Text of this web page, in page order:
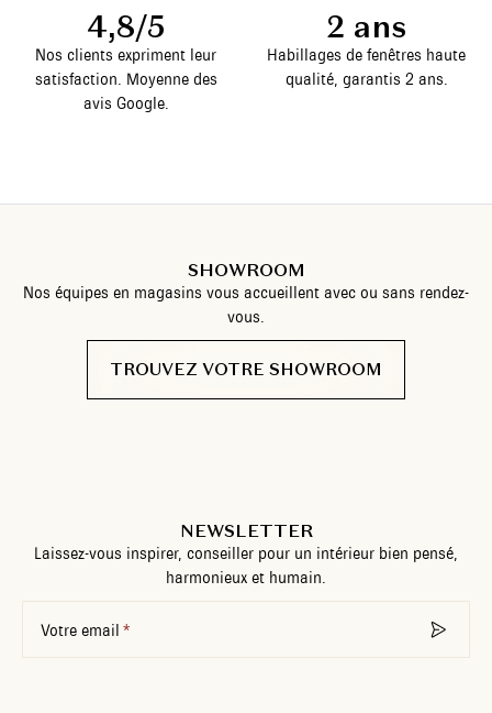
4,8/5
Nos clients expriment leur
satisfaction. Moyenne des
avis Google.
2 ans
Habillages de fenêtres haute
qualité, garantis 2 ans.
SHOWROOM
Nos équipes en magasins vous accueillent avec ou sans rendez-
vous.
TROUVEZ VOTRE SHOWROOM
NEWSLETTER
Laissez-vous inspirer, conseiller pour un intérieur bien pensé,
harmonieux et humain.
Votre email